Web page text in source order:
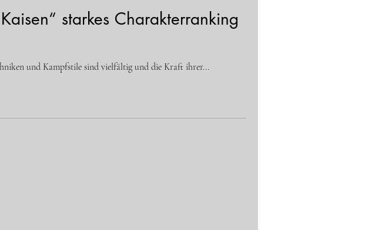
starkes Charakterranking
und Kampfstile sind vielfältig und die Kraft ihrer...